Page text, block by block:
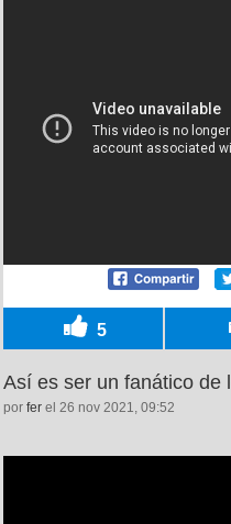
5
Así es ser un fanático de
por fer el 26 nov 2021, 09:52